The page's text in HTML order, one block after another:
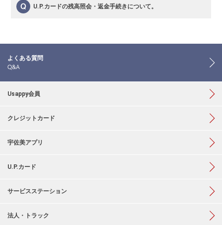
U.P.カードの残高照会・返金手続きについて。
よくある質問
Q&A
Usappy会員
クレジットカード
宇佐美アプリ
U.P.カード
サービスステーション
法人・トラック